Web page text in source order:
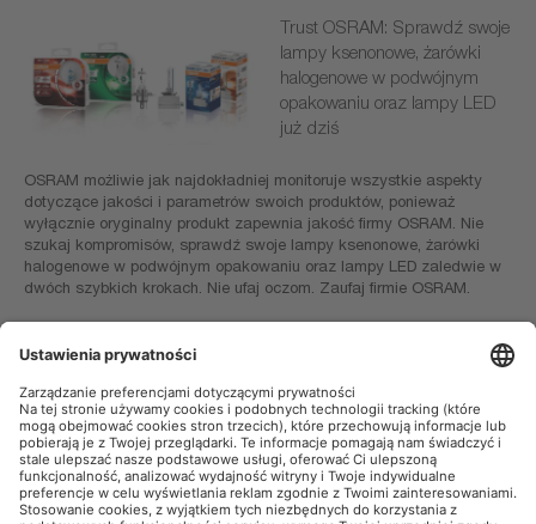
Trust OSRAM: Sprawdź swoje
lampy ksenonowe, żarówki
halogenowe w podwójnym
opakowaniu oraz lampy LED
już dziś
OSRAM możliwie jak najdokładniej monitoruje wszystkie aspekty
dotyczące jakości i parametrów swoich produktów, ponieważ
wyłącznie oryginalny produkt zapewnia jakość firmy OSRAM. Nie
szukaj kompromisów, sprawdź swoje lampy ksenonowe, żarówki
halogenowe w podwójnym opakowaniu oraz lampy LED zaledwie w
dwóch szybkich krokach. Nie ufaj oczom. Zaufaj firmie OSRAM.
oryginalnym produktem firmy OSRAM?
OSRAM AutoMoto w mediach społecznościowych